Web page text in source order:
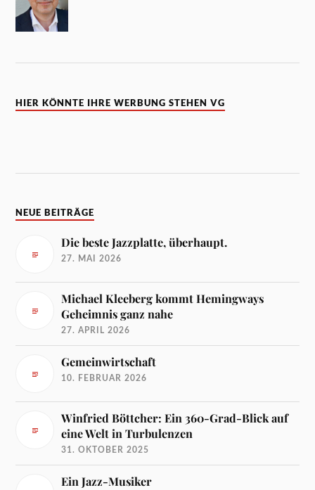
HIER KÖNNTE IHRE WERBUNG STEHEN VG
NEUE BEITRÄGE
Die beste Jazzplatte, überhaupt.
27. MAI 2026
Michael Kleeberg kommt Hemingways
Geheimnis ganz nahe
27. APRIL 2026
Gemeinwirtschaft
10. FEBRUAR 2026
Winfried Böttcher: Ein 360-Grad-Blick auf
eine Welt in Turbulenzen
31. OKTOBER 2025
Ein Jazz-Musiker